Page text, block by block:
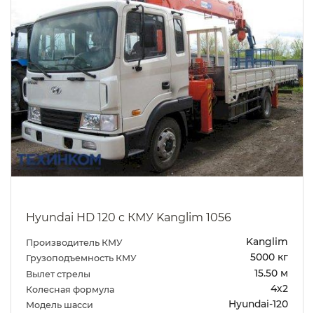
Hyundai HD 120 c КМУ Kanglim 1056
Производитель КМУ Kanglim
Грузоподъемность КМУ 5000 кг
Вылет стрелы 15.50 м
Колесная формула 4х2
Модель шасси Hyundai-120